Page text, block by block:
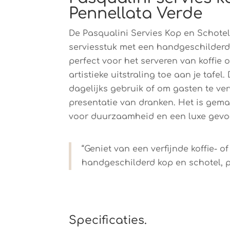
Pennellata Verde
De Pasqualini Servies Kop en
serviesstuk met een
perfect voor het serveren van koffie
artistieke uitstraling toe aan je tafel.
dagelijks gebruik of om gasten te
presentatie van dranken. Het is
voor duurzaamheid en een luxe
“Geniet van een verfijnde koffie-
handgeschilderd kop en schotel,
Specificaties.